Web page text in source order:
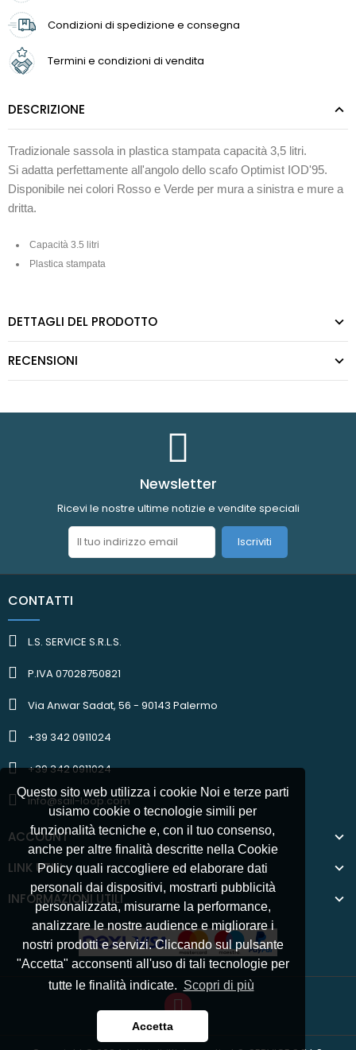
Questo sito web utilizza i cookie Noi e terze parti
usiamo cookie o tecnologie simili per
funzionalità tecniche e, con il tuo consenso,
anche per altre finalità descritte nella Cookie
Policy quali raccogliere ed elaborare dati
personali dai dispositivi, mostrarti pubblicità
personalizzata, misurarne la performance,
analizzare le nostre audience e migliorare i
nostri prodotti e servizi. Cliccando sul pulsante
"Accetta" acconsenti all'uso di tali tecnologie per
tutte le finalità indicate. Scopri di più
Accetta
Condizioni di spedizione e consegna
Termini e condizioni di vendita
DESCRIZIONE
Tradizionale sassola in plastica stampata capacità 3,5 litri.
Si adatta perfettamente all'angolo dello scafo Optimist IOD'95.
Disponibile nei colori Rosso e Verde per mura a sinistra e mure a
dritta.
Capacità 3.5 litri
Plastica stampata
DETTAGLI DEL PRODOTTO
RECENSIONI
Newsletter
Ricevi le nostre ultime notizie e vendite speciali
Iscriviti
CONTATTI
L.S. SERVICE S.R.L.S.
P.IVA 07028750821
Via Anwar Sadat, 56 - 90143 Palermo
+39 342 0911024
+39 342 0911024
info@sail-loop.com
ACCOUNT
LINK UTILI
INFORMAZIONI UTILI